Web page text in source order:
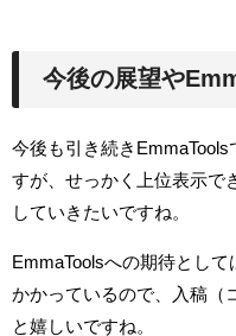
今後の展望や
今後も引き続き
すが、せっかく上位表示で
していきたいですね。
EmmaToolsへの期待とし
かかっているので、入稿（
と嬉しいですね。